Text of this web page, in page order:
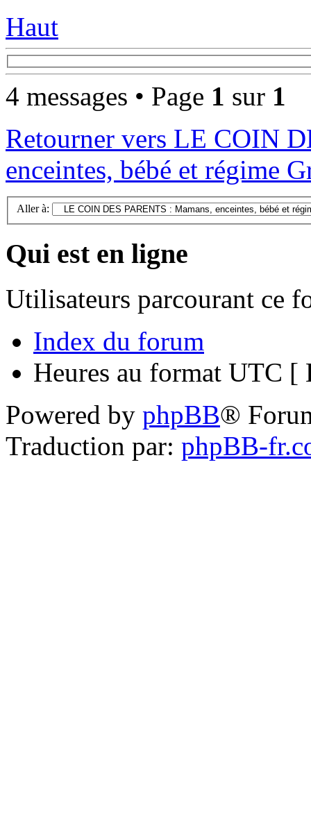
Haut
4 messages • Page 1 sur 1
Retourner vers LE COIN
enceintes, bébé et régime
Aller à:
Qui est en ligne
Utilisateurs parcourant ce
Index du forum
Heures au format UTC [
Powered by phpBB®
Traduction par: phpBB-